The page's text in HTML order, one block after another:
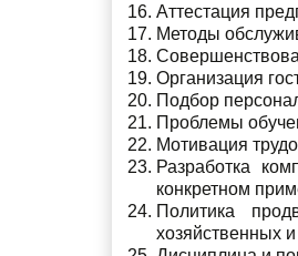
Аттестация
Методы
Организация
Подбор
Проблемы
Мотивация
Разработка
конкретном
Политика
хозяйственных